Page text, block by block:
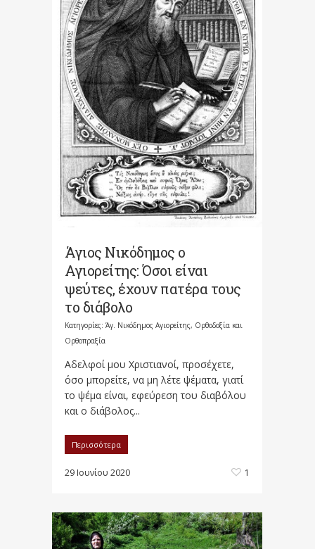
Άγιος Νικόδημος ο
Αγιορείτης: Όσοι είναι
ψεύτες, έχουν πατέρα τους
το διάβολο
Κατηγορίες: Άγ. Νικόδημος Αγιορείτης, Ορθοδοξία και
Ορθοπραξία
Αδελφοί μου Χριστιανοί, προσέχετε,
όσο μπορείτε, να μη λέτε ψέματα, γιατί
το ψέμα είναι, εφεύρεση του διαβόλου
και ο διάβολος...
Περισσότερα
29 Ιουνίου 2020 1